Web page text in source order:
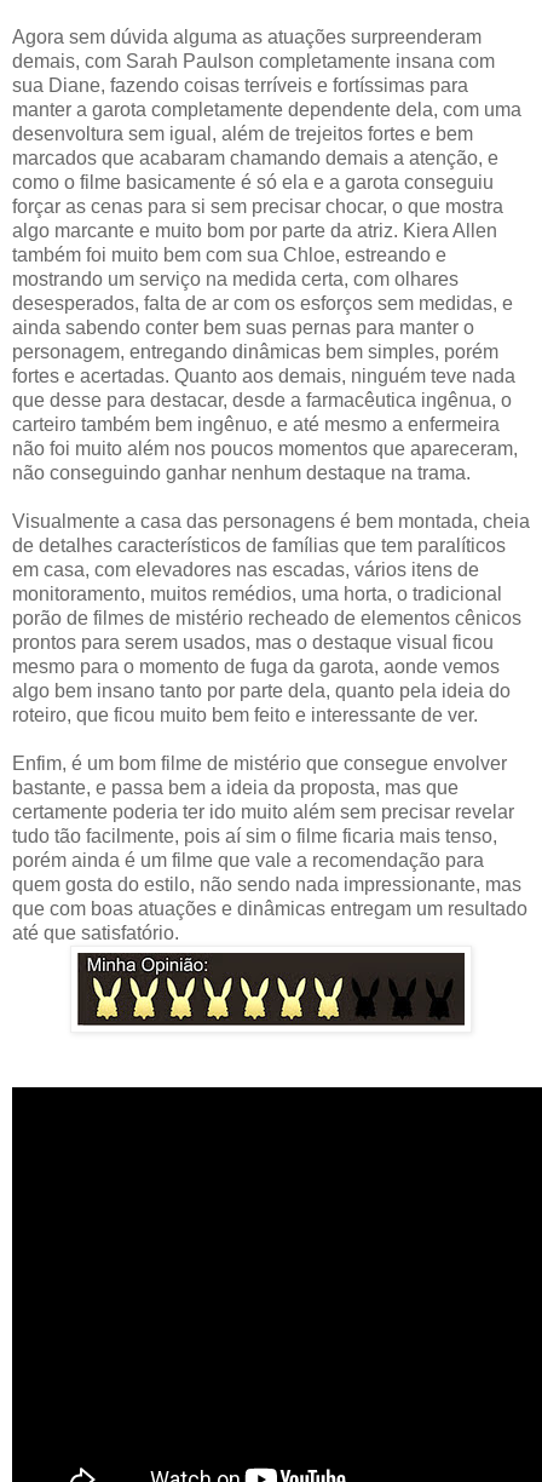
Agora sem dúvida alguma as atuações surpreenderam
demais, com Sarah Paulson completamente insana com
sua Diane, fazendo coisas terríveis e fortíssimas para
manter a garota completamente dependente dela, com uma
desenvoltura sem igual, além de trejeitos fortes e bem
marcados que acabaram chamando demais a atenção, e
como o filme basicamente é só ela e a garota conseguiu
forçar as cenas para si sem precisar chocar, o que mostra
algo marcante e muito bom por parte da atriz. Kiera Allen
também foi muito bem com sua Chloe, estreando e
mostrando um serviço na medida certa, com olhares
desesperados, falta de ar com os esforços sem medidas, e
ainda sabendo conter bem suas pernas para manter o
personagem, entregando dinâmicas bem simples, porém
fortes e acertadas. Quanto aos demais, ninguém teve nada
que desse para destacar, desde a farmacêutica ingênua, o
carteiro também bem ingênuo, e até mesmo a enfermeira
não foi muito além nos poucos momentos que apareceram,
não conseguindo ganhar nenhum destaque na trama.
Visualmente a casa das personagens é bem montada, cheia
de detalhes característicos de famílias que tem paralíticos
em casa, com elevadores nas escadas, vários itens de
monitoramento, muitos remédios, uma horta, o tradicional
porão de filmes de mistério recheado de elementos cênicos
prontos para serem usados, mas o destaque visual ficou
mesmo para o momento de fuga da garota, aonde vemos
algo bem insano tanto por parte dela, quanto pela ideia do
roteiro, que ficou muito bem feito e interessante de ver.
Enfim, é um bom filme de mistério que consegue envolver
bastante, e passa bem a ideia da proposta, mas que
certamente poderia ter ido muito além sem precisar revelar
tudo tão facilmente, pois aí sim o filme ficaria mais tenso,
porém ainda é um filme que vale a recomendação para
quem gosta do estilo, não sendo nada impressionante, mas
que com boas atuações e dinâmicas entregam um resultado
até que satisfatório.